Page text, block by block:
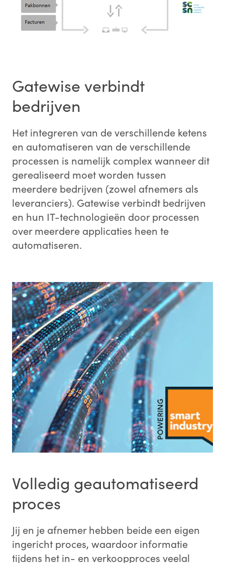
Gatewise verbindt
bedrijven
Het integreren van de verschillende ketens
en automatiseren van de verschillende
processen is namelijk complex wanneer dit
gerealiseerd moet worden tussen
meerdere bedrijven (zowel afnemers als
leveranciers). Gatewise verbindt bedrijven
en hun IT-technologieën door processen
over meerdere applicaties heen te
automatiseren.
Volledig geautomatiseerd
proces
Jij en je afnemer hebben beide een eigen
ingericht proces, waardoor informatie
tijdens het in- en verkoopproces veelal